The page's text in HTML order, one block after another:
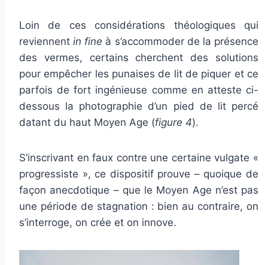
Loin de ces considérations théologiques qui
reviennentin fine à s’accommoder de la présence
des vermes, certains cherchent des solutions
pour empêcher les punaises de lit de piquer et ce
parfois de fort ingénieuse comme en atteste ci-
dessous la photographie d’un pied de lit percé
datant du haut Moyen Age (figure 4).
S’inscrivant en faux contre une certaine vulgate «
progressiste », ce dispositif prouve – quoique de
façon anecdotique – que le Moyen Age n’est pas
une période de stagnation : bien au contraire, on
s’interroge, on crée et on innove.